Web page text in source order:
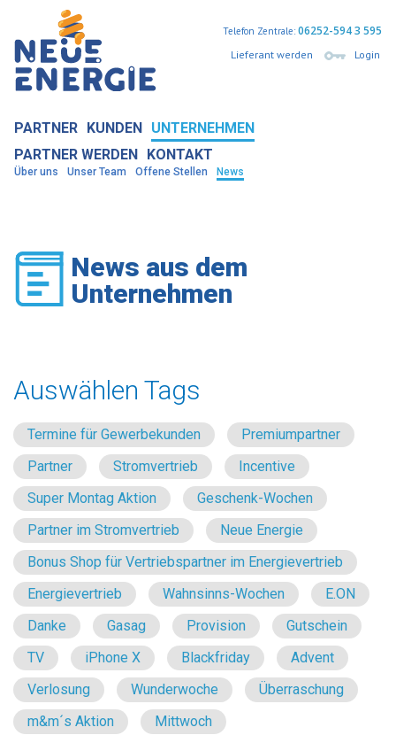
Lieferant werden Login
Telefon Zentrale:06252-594 3 595
PARTNER KUNDEN UNTERNEHMEN
Über uns Unser Team Offene Stellen News
PARTNER WERDEN KONTAKT
News aus dem
Unternehmen
Auswählen Tags
Termine für Gewerbekunden
Premiumpartner
Partner
Stromvertrieb
Incentive
Super Montag Aktion
Geschenk-Wochen
Partner im Stromvertrieb
Neue Energie
Bonus Shop für Vertriebspartner im Energievertrieb
Energievertrieb
Wahnsinns-Wochen
E.ON
Danke
Gasag Provision
Gutschein
TV
iPhone X Blackfriday
Advent
Verlosung
Wunderwoche
Überraschung
m&m´s Aktion
Mittwoch